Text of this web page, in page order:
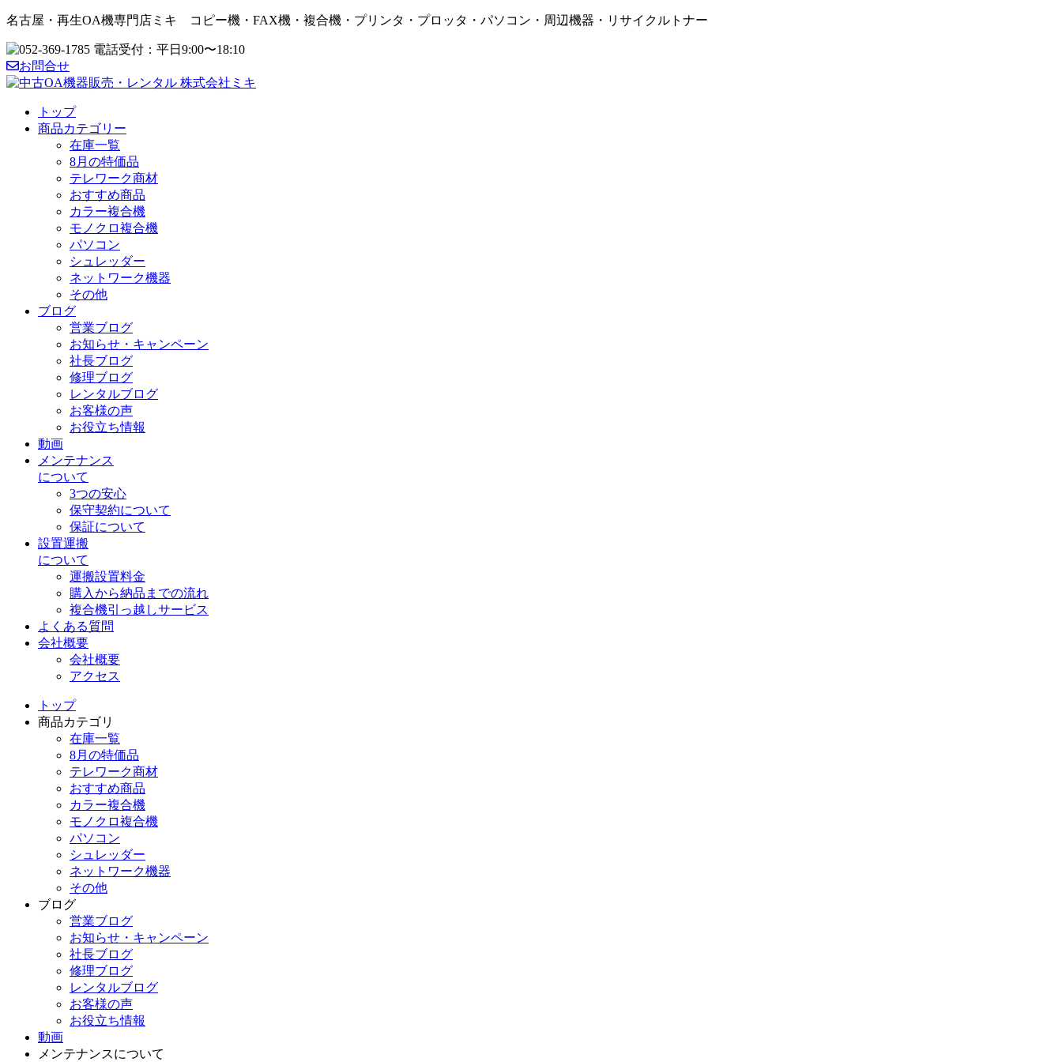
名古屋・再生OA機専門店ミキ コピー機・FAX機・複合機・プリンタ・プロッタ・パソコン・周辺機器・リサイクルトナー
お問合せ
トップ
商品カテゴリー
在庫一覧
8月の特価品
テレワーク商材
おすすめ商品
カラー複合機
モノクロ複合機
パソコン
シュレッダー
ネットワーク機器
その他
ブログ
営業ブログ
お知らせ・キャンペーン
社長ブログ
修理ブログ
レンタルブログ
お客様の声
お役立ち情報
動画
メンテナンス
について
3つの安心
保守契約について
保証について
設置運搬
について
運搬設置料金
購入から納品までの流れ
複合機引っ越しサービス
よくある質問
会社概要
会社概要
アクセス
トップ
商品カテゴリ
在庫一覧
8月の特価品
テレワーク商材
おすすめ商品
カラー複合機
モノクロ複合機
パソコン
シュレッダー
ネットワーク機器
その他
ブログ
営業ブログ
お知らせ・キャンペーン
社長ブログ
修理ブログ
レンタルブログ
お客様の声
お役立ち情報
動画
メンテナンスについて